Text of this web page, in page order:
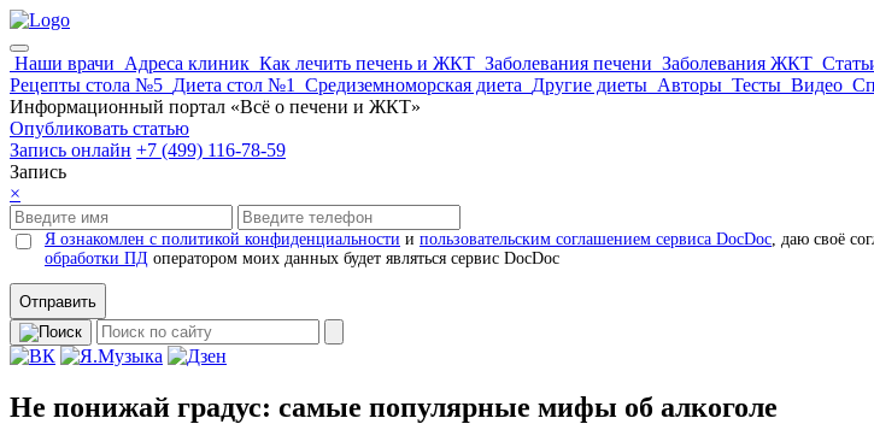
Наши врачи Адреса клиник Как лечить печень и ЖКТ Заболевания печени Заболевания ЖКТ
Рецепты стола №5 Диета стол №1 Средиземноморская диета Другие диеты Авторы Тесты Видео
Информационный портал «Всё о печени и ЖКТ»
Опубликовать статью
Запись онлайн +7 (499) 116-78-59
Запись
×
Я ознакомлен с политикой конфиденциальности и пользовательским соглашением сервиса DocDoc, даю своё
обработки ПД оператором моих данных будет являться сервис DocDoc
Отправить
Не понижай градус: самые популярные мифы об алкоголе